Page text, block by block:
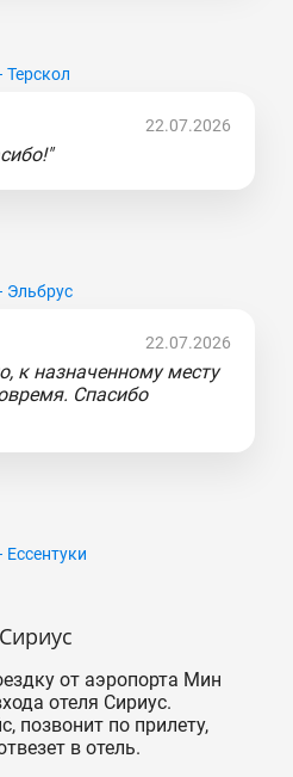
22.07.2026
Эльбрус
22.07.2026
к назначенному месту
Спасибо
от аэропорта Мин
отеля Сириус.
позвонит по прилету,
в отель.